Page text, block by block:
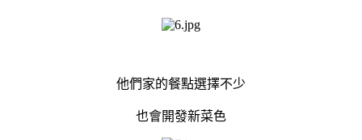
他們家的餐點選擇不少
也會開發新菜色